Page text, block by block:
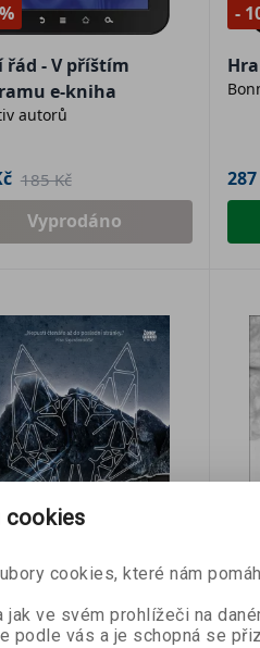
řád - V příštím
e-kniha
autorů
185 Kč
Vyprodáno
-
cookies
cookies, které nám
ve svém prohlížeči na
podle vás a je schopná se
SLEVA
newsletteru a
první nákup